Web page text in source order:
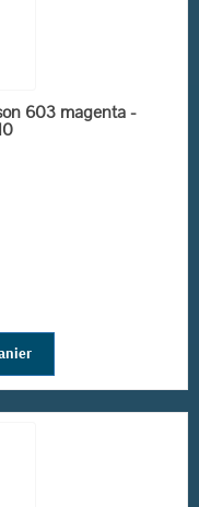
603 magenta -